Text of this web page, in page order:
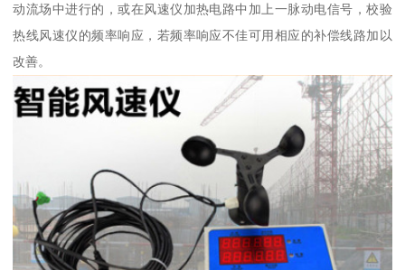
动流场中进行的，或在风速仪加热电路中加上一脉动电信号，校验
热线风速仪的频率响应，若频率响应不佳可用相应的补偿线路加以
改善。